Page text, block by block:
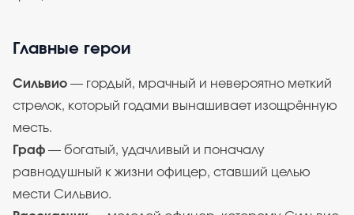
Главные герои
Сильвио — гордый, мрачный и невероятно меткий
стрелок, который годами вынашивает изощрённую
месть.
Граф — богатый, удачливый и поначалу
равнодушный к жизни офицер, ставший целью
мести Сильвио.